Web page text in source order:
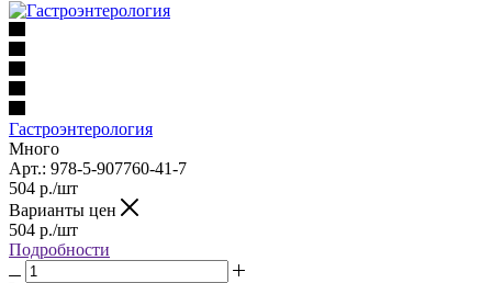
Гастроэнтерология
Много
Арт.: 978-5-907760-41-7
504 р./шт
Варианты цен
504 р./шт
Подробности